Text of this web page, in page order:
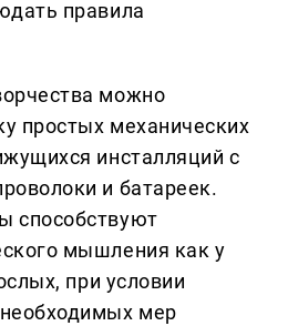
правила
можно
простых механических
инсталляций с
и батареек.
способствуют
мышления как у
при условии
мер